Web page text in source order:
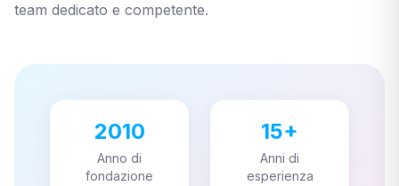
Consulenza gratuita
team dedicato e competente.
2010
Anno di
fondazione
15+
Anni di
esperienza